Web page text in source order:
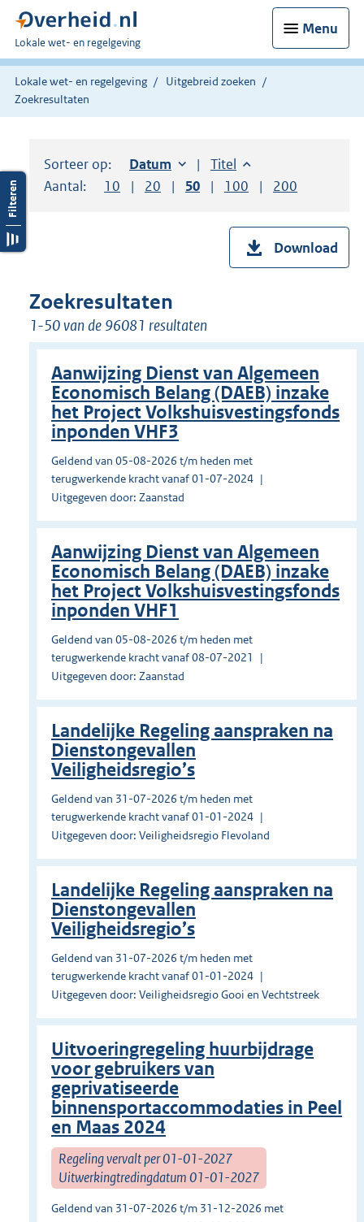
Menu
U
bent
hier:
Lokale wet- en regelgeving
Lokale wet- en regelgeving
Uitgebreid zoeken
Zoekresultaten
Sorteer op: Sorteer op:
Datum oplopendSorteer op:
Titel oplopend
Aantal:
Toon
10 resultaten per pagina
Toon
20 resultaten per pagina
Toon
50 resultaten per pagina
Toon
100 resultaten per
Toon
200
Download
Zoekresultaten
1-50 van de 96081 resultaten
Aanwijzing Dienst van Algemeen
Economisch Belang (DAEB) inzake
het Project Volkshuisvestingsfonds
inponden VHF3
Geldend van 05-08-2026 t/m heden met
terugwerkende kracht vanaf 01-07-2024
Uitgegeven door: Zaanstad
Aanwijzing Dienst van Algemeen
Economisch Belang (DAEB) inzake
het Project Volkshuisvestingsfonds
inponden VHF1
Geldend van 05-08-2026 t/m heden met
terugwerkende kracht vanaf 08-07-2021
Uitgegeven door: Zaanstad
Landelijke Regeling aanspraken na
Dienstongevallen
Veiligheidsregio’s
Geldend van 31-07-2026 t/m heden met
terugwerkende kracht vanaf 01-01-2024
Uitgegeven door: Veiligheidsregio Flevoland
Landelijke Regeling aanspraken na
Dienstongevallen
Veiligheidsregio’s
Geldend van 31-07-2026 t/m heden met
terugwerkende kracht vanaf 01-01-2024
Uitgegeven door: Veiligheidsregio Gooi en Vechtstreek
Uitvoeringregeling huurbijdrage
voor gebruikers van
geprivatiseerde
binnensportaccommodaties in Peel
en Maas 2024
Regeling vervalt per 01-01-2027
Uitwerkingtredingdatum 01-01-2027
Geldend van 31-07-2026 t/m 31-12-2026 met